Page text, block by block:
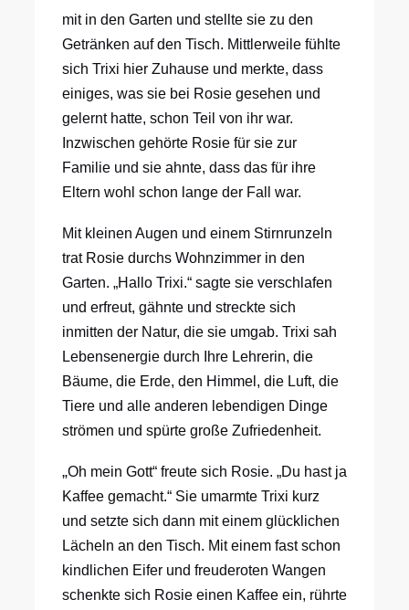
mit in den Garten und stellte sie zu den
Getränken auf den Tisch. Mittlerweile fühlte
sich Trixi hier Zuhause und merkte, dass
einiges, was sie bei Rosie gesehen und
gelernt hatte, schon Teil von ihr war.
Inzwischen gehörte Rosie für sie zur
Familie und sie ahnte, dass das für ihre
Eltern wohl schon lange der Fall war.
Mit kleinen Augen und einem Stirnrunzeln
trat Rosie durchs Wohnzimmer in den
Garten. „Hallo Trixi.“ sagte sie verschlafen
und erfreut, gähnte und streckte sich
inmitten der Natur, die sie umgab. Trixi sah
Lebensenergie durch Ihre Lehrerin, die
Bäume, die Erde, den Himmel, die Luft, die
Tiere und alle anderen lebendigen Dinge
strömen und spürte große Zufriedenheit.
„Oh mein Gott“ freute sich Rosie. „Du hast ja
Kaffee gemacht.“ Sie umarmte Trixi kurz
und setzte sich dann mit einem glücklichen
Lächeln an den Tisch. Mit einem fast schon
kindlichen Eifer und freuderoten Wangen
schenkte sich Rosie einen Kaffee ein, rührte